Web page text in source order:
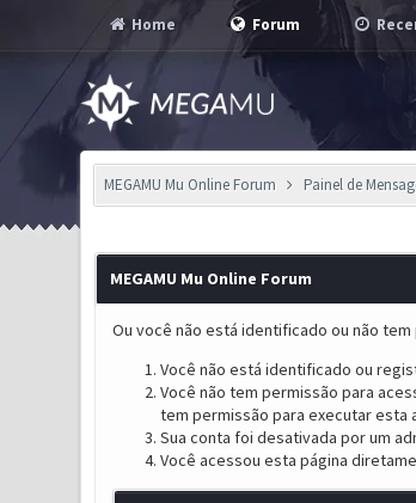
Home Forum
MEGAMU Mu Online Forum Painel de
MEGAMU Mu Online Forum
Ou você não está identificado ou não
Você não está identificado ou
Você não tem permissão para
tem permissão para executar esta
Sua conta foi desativada por um
Você acessou esta página